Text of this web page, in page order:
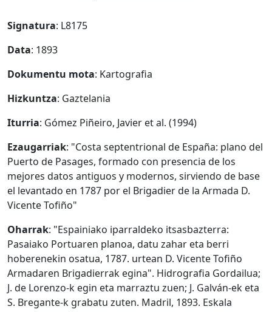
Signatura: L8175
Data: 1893
Dokumentu mota: Kartografia
Hizkuntza: Gaztelania
Iturria: Gómez Piñeiro, Javier et al. (1994)
Ezaugarriak: "Costa septentrional de España: plano del
Puerto de Pasages, formado con presencia de los
mejores datos antiguos y modernos, sirviendo de base
el levantado en 1787 por el Brigadier de la Armada D.
Vicente Tofiño"
Oharrak: "Espainiako iparraldeko itsasbazterra:
Pasaiako Portuaren planoa, datu zahar eta berri
hoberenekin osatua, 1787. urtean D. Vicente Tofiño
Armadaren Brigadierrak egina". Hidrografia Gordailua;
J. de Lorenzo-k egin eta marraztu zuen; J. Galván-ek eta
S. Bregante-k grabatu zuten. Madril, 1893. Eskala